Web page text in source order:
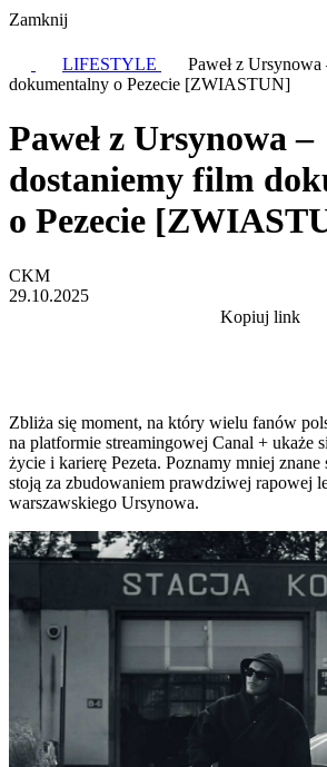
Zamknij
LIFESTYLE
Paweł z
dokumentalny o Pezecie [ZWIASTUN]
Paweł z Ursynowa –
dostaniemy film
o Pezecie
CKM
29.10.2025
Kopiuj link
Zbliża się moment, na który wielu fanów
na platformie streamingowej Canal + ukaże
życie i karierę Pezeta. Poznamy mniej
stoją za zbudowaniem prawdziwej rapowej
warszawskiego Ursynowa.